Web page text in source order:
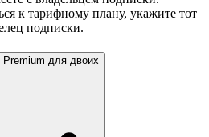
к тарифному плану, укажите тот
подписки.
Premium для двоих